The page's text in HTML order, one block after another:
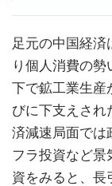
足元の中国経
り個人消費の
下で鉱工業生産
びに下支えされ
済減速局面では
フラ投資など景
資をみると、長